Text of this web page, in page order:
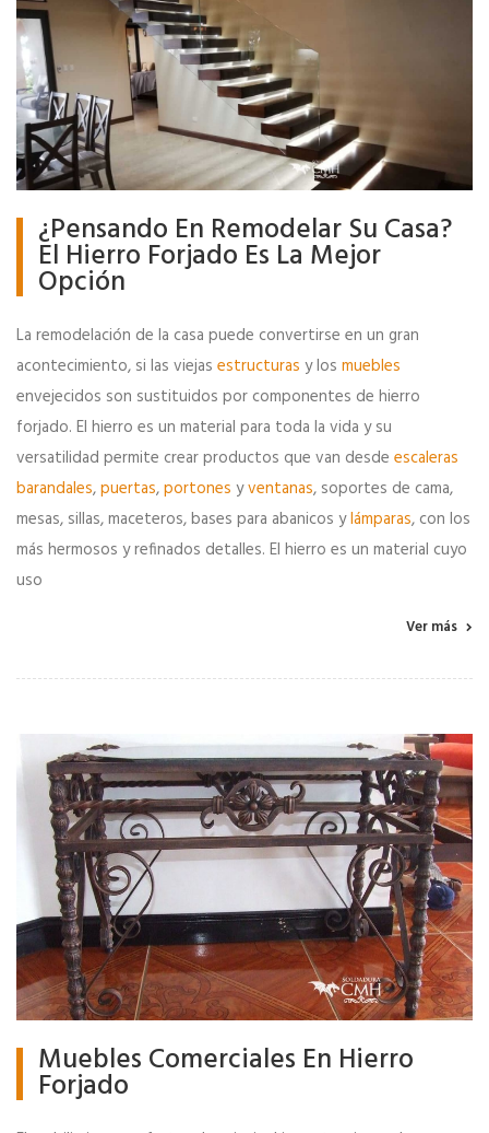
¿Pensando En Remodelar Su Casa?
El Hierro Forjado Es La Mejor
Opción
La remodelación de la casa puede convertirse en un gran
acontecimiento, si las viejas estructuras y los muebles
envejecidos son sustituidos por componentes de hierro
forjado. El hierro es un material para toda la vida y su
versatilidad permite crear productos que van desde escaleras
barandales,puertas,portones yventanas, soportes de cama,
mesas, sillas, maceteros, bases para abanicos ylámparas, con los
más hermosos y refinados detalles. El hierro es un material cuyo
uso
Ver más
Muebles Comerciales En Hierro
Forjado